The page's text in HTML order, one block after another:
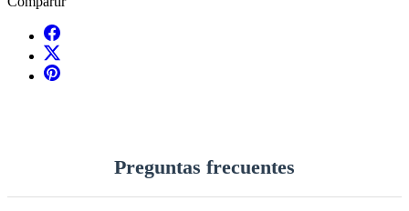
Preguntas frecuentes